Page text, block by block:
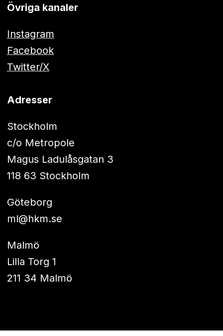
Övriga kanaler
Instagram
Facebook
Twitter/X
Adresser
Stockholm
c/o Metropole
Magus Ladulåsgatan 3
118 63 Stockholm
Göteborg
ml@hkm.se
Malmö
Lilla Torg 1
211 34 Malmö